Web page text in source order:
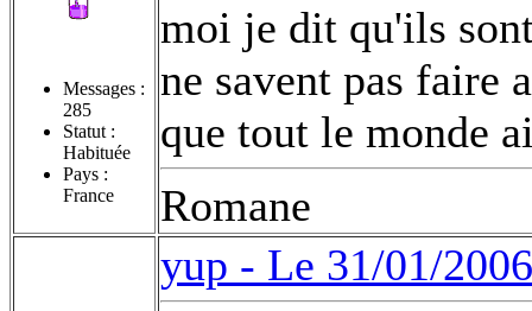
Messages :
285
Statut :
Habituée
Pays :
France
moi je dit qu'ils
ne savent pas faire
que tout le monde
Romane
yup - Le 31/01/